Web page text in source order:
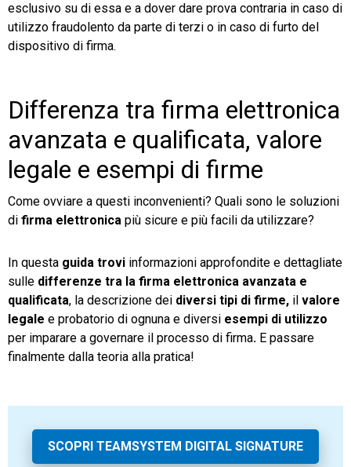
esclusivo su di essa e a dover dare prova contraria in caso di
utilizzo fraudolento da parte di terzi o in caso di furto del
dispositivo di firma.
Differenza tra firma elettronica
avanzata e qualificata, valore
legale e esempi di firme
Come ovviare a questi inconvenienti? Quali sono le soluzioni
di firma elettronica più sicure e più facili da utilizzare?
In questa guida trovi informazioni approfondite e dettagliate
sulle differenze tra la firma elettronica avanzata e
qualificata, la descrizione dei diversi tipi di firme, il valore
legale e probatorio di ognuna e diversi esempi di utilizzo
per imparare a governare il processo di firma. E passare
finalmente dalla teoria alla pratica!
SCOPRI TEAMSYSTEM DIGITAL SIGNATURE